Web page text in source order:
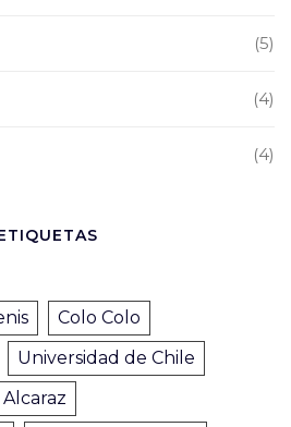
(5)
(4)
(4)
Colo Colo
Universidad de Chile